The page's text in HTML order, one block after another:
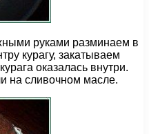
руками разминаем в
курагу, закатываем
оказалась внутри.
на сливочном масле.